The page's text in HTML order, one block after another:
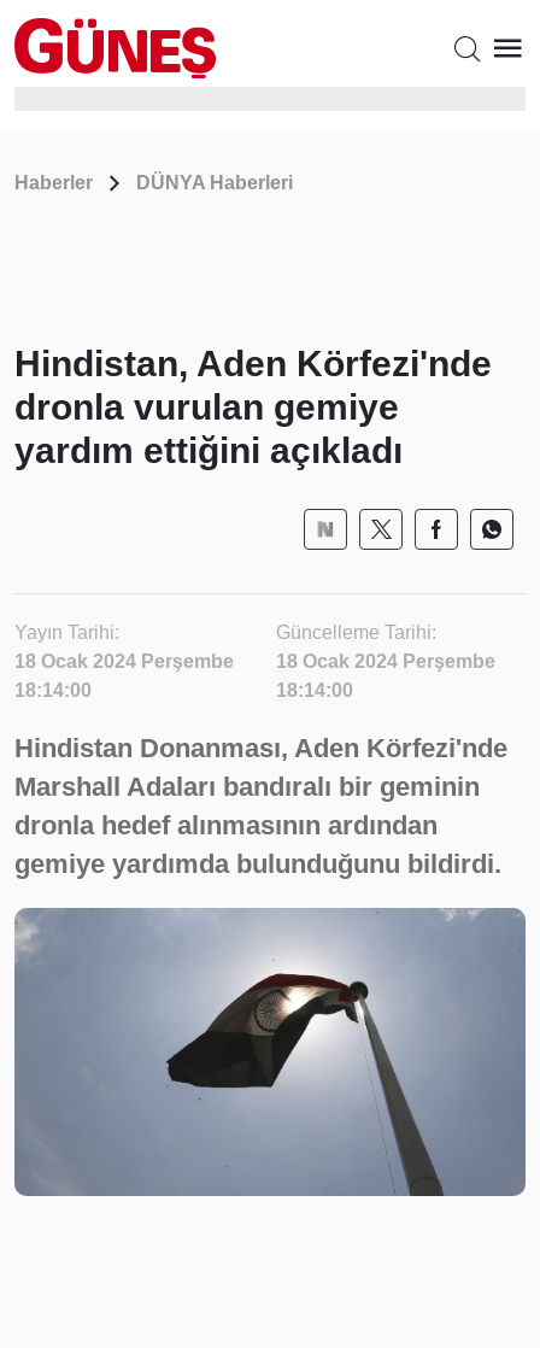
Haberler DÜNYA Haberleri
Hindistan, Aden Körfezi'nde
dronla vurulan gemiye
yardım ettiğini açıkladı
Yayın Tarihi:
18 Ocak 2024 Perşembe
18:14:00
Güncelleme Tarihi:
18 Ocak 2024 Perşembe
18:14:00
Hindistan Donanması, Aden Körfezi'nde
Marshall Adaları bandıralı bir geminin
dronla hedef alınmasının ardından
gemiye yardımda bulunduğunu bildirdi.